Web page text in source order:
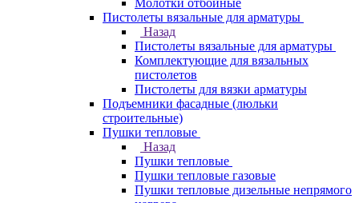
Молотки отбойные
Пистолеты вязальные для арматуры
Назад
Пистолеты вязальные для арматуры
Комплектующие для вязальных
пистолетов
Пистолеты для вязки арматуры
Подъемники фасадные (люльки
строительные)
Пушки тепловые
Назад
Пушки тепловые
Пушки тепловые газовые
Пушки тепловые дизельные непрямого